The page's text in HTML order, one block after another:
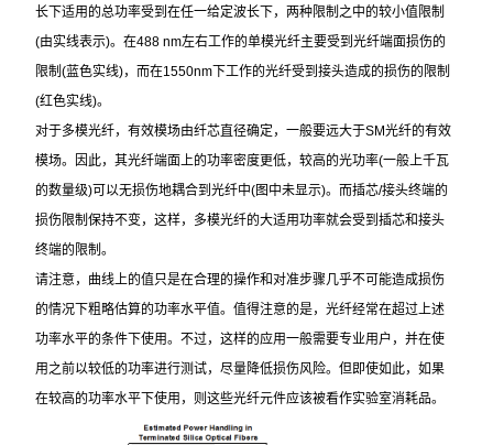
长下适用的总功率受到在任一给定波长下，两种限制之中的较小值限制
(由实线表示)。在488 nm左右工作的单模光纤主要受到光纤端面损伤的
限制(蓝色实线)，而在1550nm下工作的光纤受到接头造成的损伤的限制
(红色实线)。
对于多模光纤，有效模场由纤芯直径确定，一般要远大于SM光纤的有效
模场。因此，其光纤端面上的功率密度更低，较高的光功率(一般上千瓦
的数量级)可以无损伤地耦合到光纤中(图中未显示)。而插芯/接头终端的
损伤限制保持不变，这样，多模光纤的大适用功率就会受到插芯和接头
终端的限制。
请注意，曲线上的值只是在合理的操作和对准步骤几乎不可能造成损伤
的情况下粗略估算的功率水平值。值得注意的是，光纤经常在超过上述
功率水平的条件下使用。不过，这样的应用一般需要专业用户，并在使
用之前以较低的功率进行测试，尽量降低损伤风险。但即使如此，如果
在较高的功率水平下使用，则这些光纤元件应该被看作实验室消耗品。